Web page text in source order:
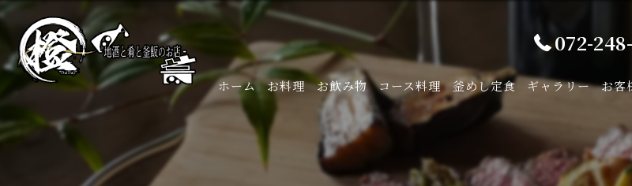
072-
ホーム お料理 お飲み物 コース料理 釜めし定食 ギャラリー お客